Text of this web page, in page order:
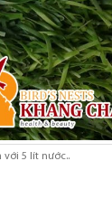
với 5 lít nước..